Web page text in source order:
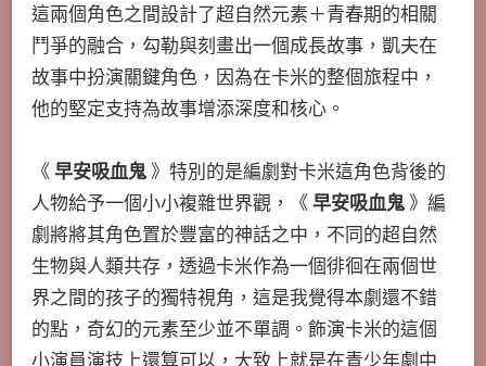
這兩個角色之間設計了超自然元素＋青春期的相關
鬥爭的融合，勾勒與刻畫出一個成長故事，凱夫在
故事中扮演關鍵角色，因為在卡米的整個旅程中，
他的堅定支持為故事增添深度和核心。
《 早安吸血鬼》特別的是編劇對卡米這角色背後的
人物給予一個小小複雜世界觀，《 早安吸血鬼》編
劇將將其角色置於豐富的神話之中，不同的超自然
生物與人類共存，透過卡米作為一個徘徊在兩個世
界之間的孩子的獨特視角，這是我覺得本劇還不錯
的點，奇幻的元素至少並不單調。飾演卡米的這個
小演員演技上還算可以，大致上就是在青少年劇中